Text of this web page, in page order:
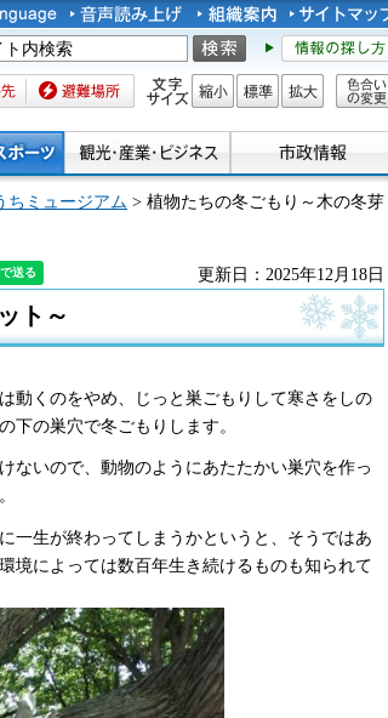
避難場所 文字サイズ
縮小 標準 拡大
色合い
ちミュージアム > 植物たちの冬ごもり～木の冬芽
更新日：2025年12月18日
ト～
動くのをやめ、じっと巣ごもりして寒さをしの
下の巣穴で冬ごもりします。
ないので、動物のようにあたたかい巣穴を作っ
一生が終わってしまうかというと、そうではあ
境によっては数百年生き続けるものも知られて